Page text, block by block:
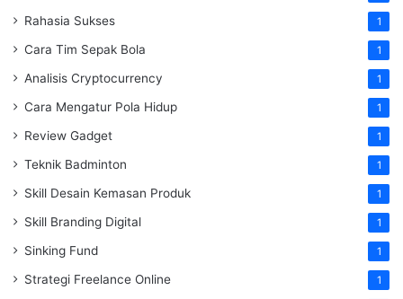
Rahasia Sukses 1
Cara Tim Sepak Bola 1
Analisis Cryptocurrency 1
Cara Mengatur Pola Hidup 1
Review Gadget 1
Teknik Badminton 1
Skill Desain Kemasan Produk 1
Skill Branding Digital 1
Sinking Fund 1
Strategi Freelance Online 1